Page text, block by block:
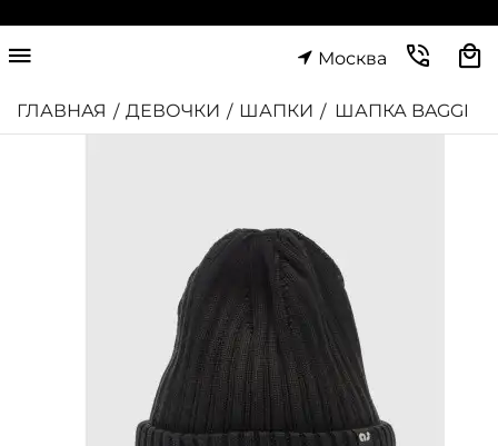
Москва
ГЛАВНАЯ / ДЕВОЧКИ / ШАПКИ / ШАПКА BAGGI